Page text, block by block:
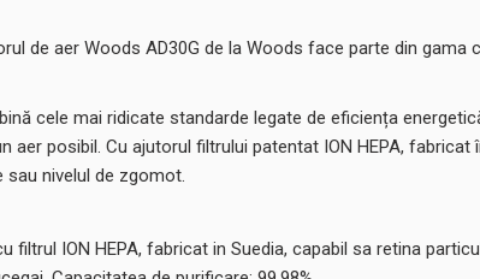
de aer Woods AD30G de la Woods face parte din
cele mai ridicate standarde legate de eficiența
aer posibil. Cu ajutorul filtrului patentat ION HEPA, fabricat
nivelul de zgomot.
filtrul ION HEPA, fabricat in Suedia, capabil sa retina